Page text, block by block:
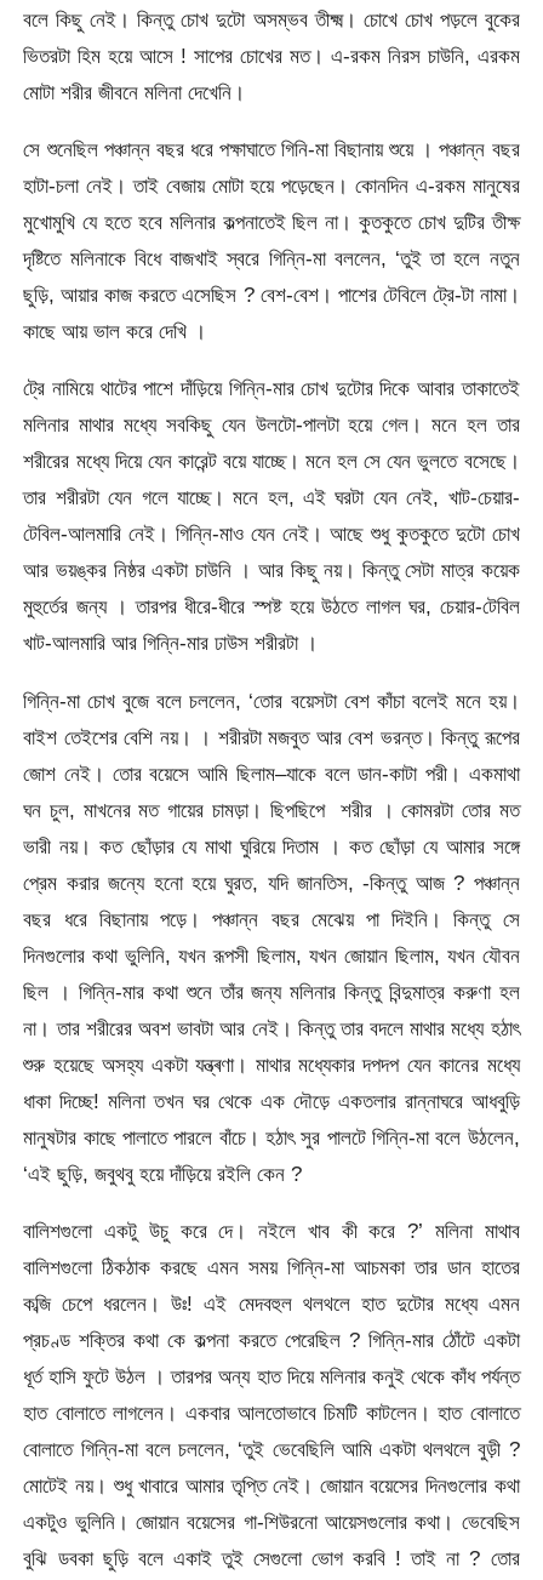
বলে কিছু নেই। কিন্তু চোখ দুটো অসম্ভব তীক্ষ্ম। চোখে চোখ পড়লে বুকের
ভিতরটা হিম হয়ে আসে ! সাপের চোখের মত। এ-রকম নিরস চাউনি, এরকম
মোটা শরীর জীবনে মলিনা দেখেনি।
সে শুনেছিল পঞ্চান্ন বছর ধরে পক্ষাঘাতে গিনি-মা বিছানায় শুয়ে । পঞ্চান্ন বছর
হাটা-চলা নেই। তাই বেজায় মোটা হয়ে পড়েছেন। কোনদিন এ-রকম মানুষের
মুখোমুখি যে হতে হবে মলিনার কল্পনাতেই ছিল না। কুতকুতে চোখ দুটির তীক্ষ
দৃষ্টিতে মলিনাকে বিধে বাজখাই স্বরে গিন্নি-মা বললেন, ‘তুই তা হলে নতুন
ছুড়ি, আয়ার কাজ করতে এসেছিস ? বেশ-বেশ। পাশের টেবিলে ট্রে-টা নামা।
কাছে আয় ভাল করে দেখি ।
ট্রে নামিয়ে থাটের পাশে দাঁড়িয়ে গিন্নি-মার চোখ দুটোর দিকে আবার তাকাতেই
মলিনার মাথার মধ্যে সবকিছু যেন উলটো-পালটা হয়ে গেল। মনে হল তার
শরীরের মধ্যে দিয়ে যেন কারেন্ট বয়ে যাচ্ছে। মনে হল সে যেন ভুলতে বসেছে।
তার শরীরটা যেন গলে যাচ্ছে। মনে হল, এই ঘরটা যেন নেই, খাট-চেয়ার-
টেবিল-আলমারি নেই। গিন্নি-মাও যেন নেই। আছে শুধু কুতকুতে দুটো চোখ
আর ভয়ঙ্কর নিষ্ঠর একটা চাউনি । আর কিছু নয়। কিন্তু সেটা মাত্র কয়েক
মুহুর্তের জন্য । তারপর ধীরে-ধীরে স্পষ্ট হয়ে উঠতে লাগল ঘর, চেয়ার-টেবিল
খাট-আলমারি আর গিন্নি-মার ঢাউস শরীরটা ।
গিন্নি-মা চোখ বুজে বলে চললেন, ‘তোর বয়েসটা বেশ কাঁচা বলেই মনে হয়।
বাইশ তেইশের বেশি নয়। । শরীরটা মজবুত আর বেশ ভরন্ত। কিন্তু রূপের
জোশ নেই। তোর বয়েসে আমি ছিলাম–যাকে বলে ডান-কাটা পরী। একমাথা
ঘন চুল, মাখনের মত গায়ের চামড়া। ছিপছিপে শরীর । কোমরটা তোর মত
ভারী নয়। কত ছোঁড়ার যে মাথা ঘুরিয়ে দিতাম । কত ছোঁড়া যে আমার সঙ্গে
প্রেম করার জন্যে হনো হয়ে ঘুরত, যদি জানতিস, -কিন্তু আজ ? পঞ্চান্ন
বছর ধরে বিছানায় পড়ে। পঞ্চান্ন বছর মেঝেয় পা দিইনি। কিন্তু সে
দিনগুলোর কথা ভুলিনি, যখন রূপসী ছিলাম, যখন জোয়ান ছিলাম, যখন যৌবন
ছিল । গিন্নি-মার কথা শুনে তাঁর জন্য মলিনার কিন্তু বিন্দুমাত্র করুণা হল
না। তার শরীরের অবশ ভাবটা আর নেই। কিন্তু তার বদলে মাথার মধ্যে হঠাৎ
শুরু হয়েছে অসহ্য একটা যন্ত্ৰণা। মাথার মধ্যেকার দপদপ যেন কানের মধ্যে
ধাকা দিচ্ছে! মলিনা তখন ঘর থেকে এক দৌড়ে একতলার রান্নাঘরে আধবুড়ি
মানুষটার কাছে পালাতে পারলে বাঁচে। হঠাৎ সুর পালটে গিন্নি-মা বলে উঠলেন,
‘এই ছুড়ি, জবুথবু হয়ে দাঁড়িয়ে রইলি কেন ?
বালিশগুলো একটু উচু করে দে। নইলে খাব কী করে ?’ মলিনা মাথাব
বালিশগুলো ঠিকঠাক করছে এমন সময় গিন্নি-মা আচমকা তার ডান হাতের
কব্জি চেপে ধরলেন। উঃ! এই মেদবহুল থলথলে হাত দুটোর মধ্যে এমন
প্রচণ্ড শক্তির কথা কে কল্পনা করতে পেরেছিল ? গিন্নি-মার ঠোঁটে একটা
ধূর্ত হাসি ফুটে উঠল । তারপর অন্য হাত দিয়ে মলিনার কনুই থেকে কাঁধ পর্যন্ত
হাত বোলাতে লাগলেন। একবার আলতোভাবে চিমটি কাটলেন। হাত বোলাতে
বোলাতে গিন্নি-মা বলে চললেন, ‘তুই ভেবেছিলি আমি একটা থলথলে বুড়ী ?
মোটেই নয়। শুধু খাবারে আমার তৃপ্তি নেই। জোয়ান বয়েসের দিনগুলোর কথা
একটুও ভুলিনি। জোয়ান বয়েসের গা-শিউরনো আয়েসগুলোর কথা। ভেবেছিস
বুঝি ডবকা ছুড়ি বলে একাই তুই সেগুলো ভোগ করবি ! তাই না ? তোর